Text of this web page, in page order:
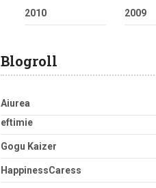
2010 2009
Blogroll
Aiurea
eftimie
Gogu Kaizer
HappinessCaress